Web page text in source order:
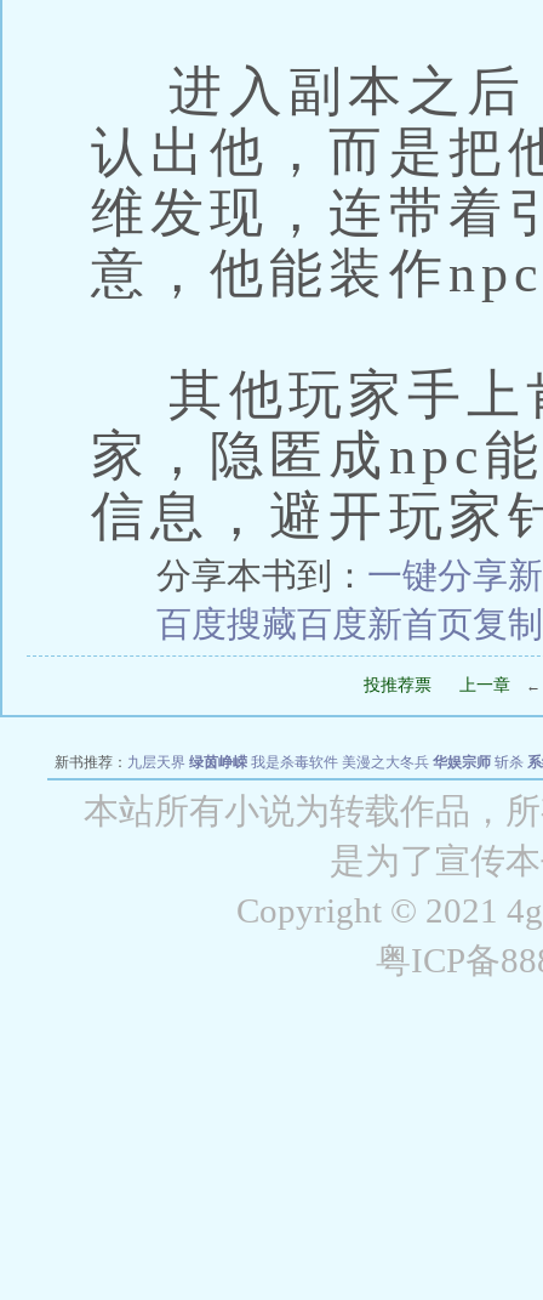
进入副本之后
认出他，而是把
维发现，连带着
意，他能装作
其他玩家手上
家，隐匿成npc
信息，避开玩家
分享本书到： 一键分享
百度搜藏百度新首页复
投推荐票 上一章 ←
新书推荐： 九层天界 绿茵峥嵘 我是杀毒软件 美漫之大冬兵 华娱宗师 斩杀
战争天堂 混元道纪 教练万岁 都市全能巨星 绝对交易 全职武神 位面复
本站所有小说为转载作品，
是为了宣传
Copyright © 2021
粤ICP备